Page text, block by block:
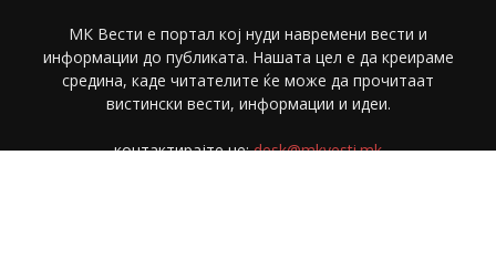
МК Вести е портал коj нуди навремени вести и
информации до публиката. Нашата цел е да креираме
средина, каде читателите ќе може да прочитаат
вистински вести, информации и идеи.
контактирајте не:desk@mkvesti.mk